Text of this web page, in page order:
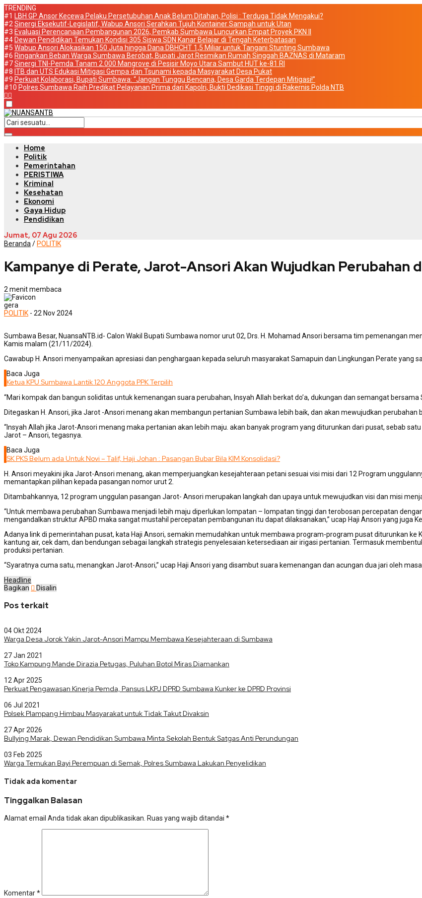
TRENDING
#1
LBH GP Ansor Kecewa Pelaku Persetubuhan Anak Belum Ditahan, Polisi : Terduga Tidak Mengakui?
#2 Sinergi Eksekutif-Legislatif, Wabup Ansori Serahkan Tujuh Kontainer Sampah untuk Utan
#3 Evaluasi Perencanaan Pembangunan 2026, Pemkab Sumbawa Luncurkan Empat Proyek PKN II
#4 Dewan Pendidikan Temukan Kondisi 305 Siswa SDN Kanar Belajar di Tengah Keterbatasan
#5 Wabup Ansori Alokasikan 150 Juta hingga Dana DBHCHT 1,5 Miliar untuk Tangani Stunting Sumbawa
#6 Ringankan Beban Warga Sumbawa Berobat, Bupati Jarot Resmikan Rumah Singgah BAZNAS di Mataram
#7Sinergi TNI-Pemda Tanam 2.000 Mangrove di Pesisir Moyo Utara Sambut HUT ke-81 RI
#8 ITB dan UTS Edukasi Mitigasi Gempa dan Tsunami kepada Masyarakat Desa Pukat
#9 Perkuat Kolaborasi, Bupati Sumbawa: “Jangan Tunggu Bencana, Desa Garda Terdepan Mitigasi!”
#10 Polres Sumbawa Raih Predikat Pelayanan Prima dari Kapolri, Bukti Dedikasi Tinggi di Rakernis Polda NTB
Home
Politik
Pemerintahan
PERISTIWA
Kriminal
Kesehatan
Ekonomi
Gaya Hidup
Pendidikan
Jumat, 07 Agu 2026
Beranda / POLITIK
Kampanye di Perate, Jarot-Ansori Akan Wujudkan Perubahan
2 menit membaca
gera
POLITIK - 22 Nov 2024
Sumbawa Besar, NuansaNTB.id- Calon Wakil Bupati Sumbawa nomor urut 02, Drs. H. Mohamad Ansori bersama tim pemenangan
Kamis malam (21/11/2024).
Cawabup H. Ansori menyampaikan apresiasi dan penghargaan kepada seluruh masyarakat Samapuin dan Lingkungan Perate yang
Baca Juga
Ketua KPU Sumbawa Lantik 120 Anggota PPK Terpilih
“Mari kompak dan bangun soliditas untuk kemenangan suara perubahan, Insyah Allah berkat do’a, dukungan dan semangat
Ditegaskan H. Ansori, jika Jarot -Ansori menang akan membangun pertanian Sumbawa lebih baik, dan akan mewujudkan perubahan
“Insyah Allah jika Jarot-Ansori menang maka pertanian akan lebih maju. akan banyak program yang diturunkan dari pusat, sebab
Jarot – Ansori, tegasnya.
Baca Juga
SK PKS Belum ada Untuk Novi – Talif, Haji Johan : Pasangan Bubar Bila KIM Konsolidasi?
H. Ansori meyakini jika Jarot-Ansori menang, akan memperjuangkan kesejahteraan petani sesuai visi misi dari 12 Program
memantapkan pilihan kepada pasangan nomor urut 2.
Ditambahkannya, 12 program unggulan pasangan Jarot- Ansori merupakan langkah dan upaya untuk mewujudkan visi dan misi
“Untuk membawa perubahan Sumbawa menjadi lebih maju diperlukan lompatan – lompatan tinggi dan terobosan percepatan
mengandalkan struktur APBD maka sangat mustahil percepatan pembangunan itu dapat dilaksanakan,” ucap Haji Ansori yang juga
Adanya link di pemerintahan pusat, kata Haji Ansori, semakin memudahkan untuk membawa program-program pusat diturunkan
kantung air, cek dam, dan bendungan sebagai langkah strategis penyelesaian ketersediaan air irigasi pertanian. Termasuk
produksi pertanian.
“Syaratnya cuma satu, menangkan Jarot-Ansori,” ucap Haji Ansori yang disambut suara kemenangan dan acungan dua jari oleh
Headline
Bagikan
Disalin
Pos terkait
04 Okt 2024
Warga Desa Jorok Yakin Jarot-Ansori Mampu Membawa Kesejahteraan di Sumbawa
27 Jan 2021
Toko Kampung Mande Dirazia Petugas, Puluhan Botol Miras Diamankan
12 Apr 2025
Perkuat Pengawasan Kinerja Pemda, Pansus LKPJ DPRD Sumbawa Kunker ke DPRD Provinsi
06 Jul 2021
Polsek Plampang Himbau Masyarakat untuk Tidak Takut Divaksin
27 Apr 2026
Bullying Marak, Dewan Pendidikan Sumbawa Minta Sekolah Bentuk Satgas Anti Perundungan
03 Feb 2025
Warga Temukan Bayi Perempuan di Semak, Polres Sumbawa Lakukan Penyelidikan
Tidak ada komentar
Tinggalkan Balasan
Alamat email Anda tidak akan dipublikasikan. Ruas yang wajib ditandai *
Komentar*